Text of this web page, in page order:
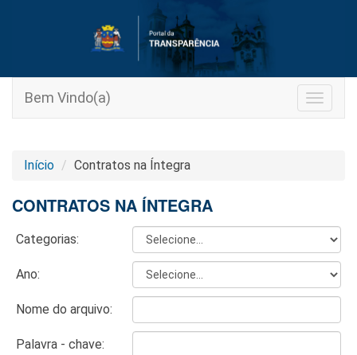
Toggle
Bem Vindo(a)
Início Contratos na Íntegra
CONTRATOS NA ÍNTEGRA
Categorias:
Ano:
Nome do arquivo:
Palavra - chave: